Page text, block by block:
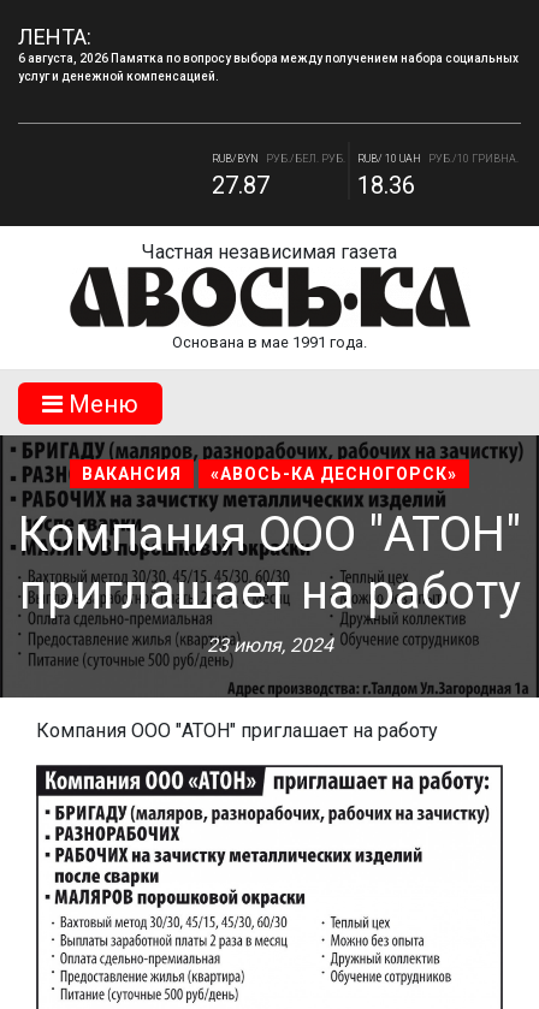
ЛЕНТА:
6 августа, 2026 Памятка по вопросу выбора между получением набора социальных
услуг и денежной компенсацией.
82.17
RUB/BYN РУБ./БЕЛ. РУБ.
27.87
RUB/ 10 UAH РУБ./10 ГРИВНА.
18.36
Частная независимая газета
Основана в мае 1991 года.
Mеню
ВАКАНСИЯ «АВОСЬ-КА ДЕСНОГОРСК»
Компания ООО "АТОН"
приглашает на работу
23 июля, 2024
Компания ООО "АТОН" приглашает на работу